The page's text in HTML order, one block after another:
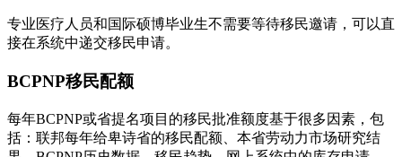
专业医疗人员和国际硕博毕业生不需要等待移民邀请，可以直
接在系统中递交移民申请。
BCPNP移民配额
每年BCPNP或省提名项目的移民批准额度基于很多因素，包
括：联邦每年给卑诗省的移民配额、本省劳动力市场研究结